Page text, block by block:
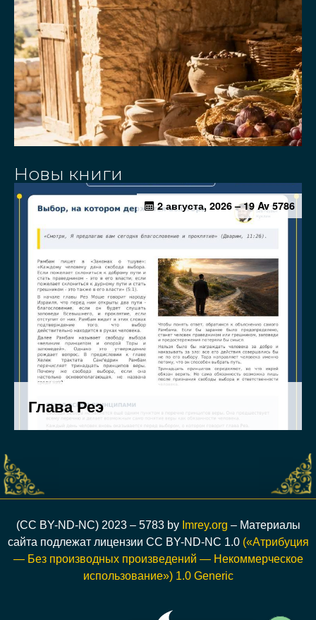
Новы книги
(CC BY-ND-NC) 2023 – 5783 by Imrey.org – Материалы
сайта подлежат лицензии CC BY-ND-NC 1.0(«Атрибуция
— Без производных произведений — Некоммерческое
использование») 1.0 Generic